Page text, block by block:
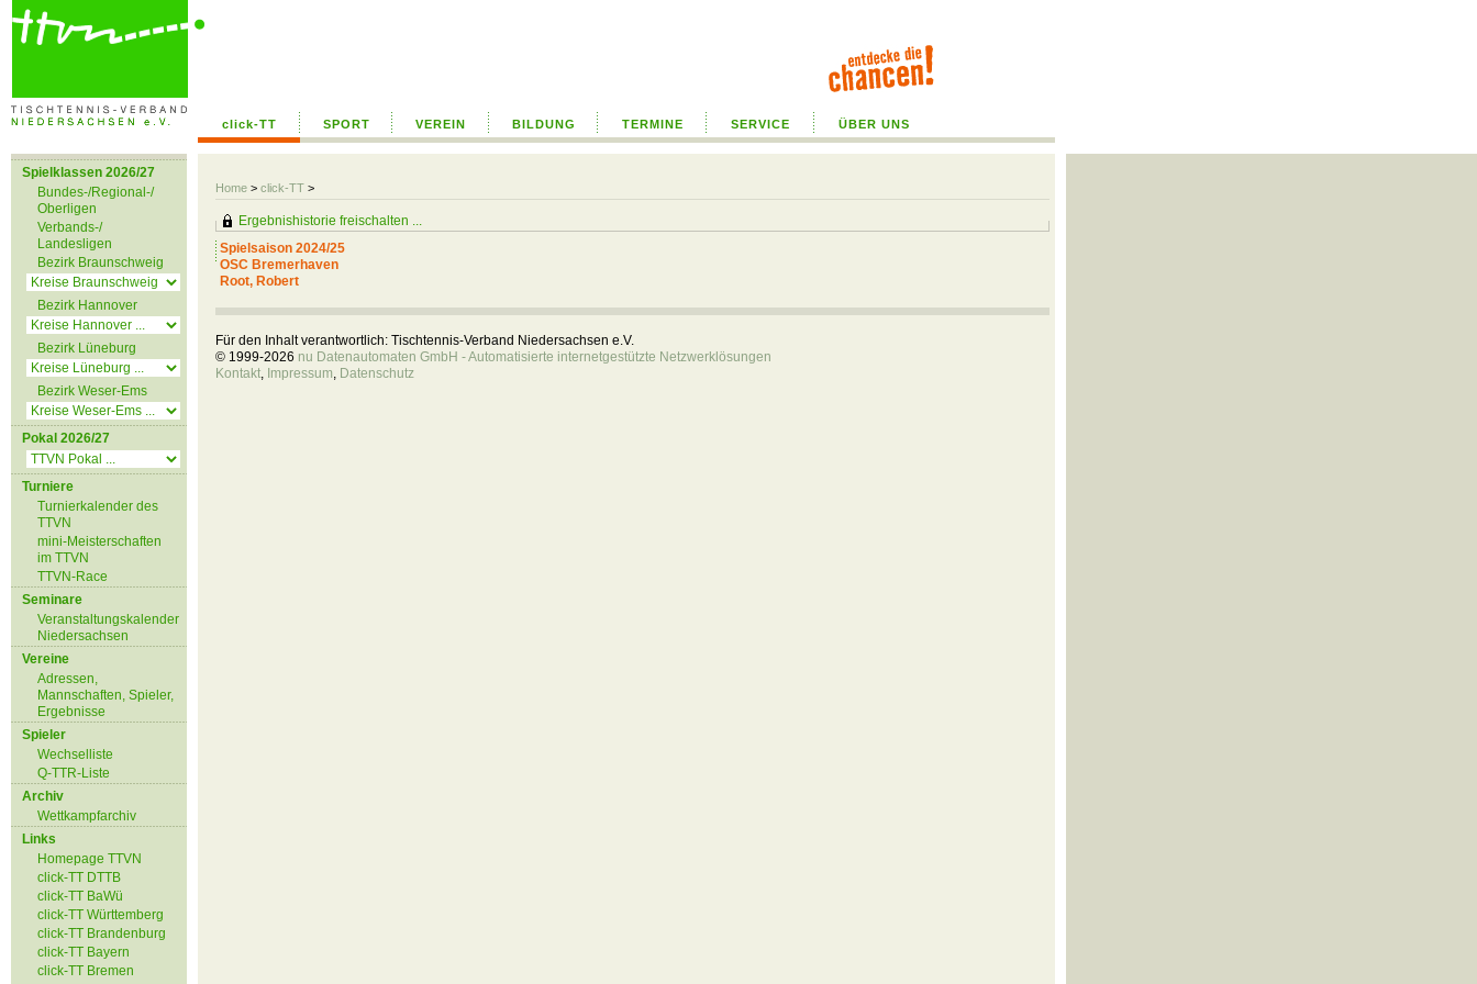
click-TT SPORT VEREIN BILDUNG TERMINE SERVICE ÜBER UNS
Home > click-TT >
Spielklassen 2026/27
Bundes-/Regional-/
Oberligen
Verbands-/
Landesligen
Bezirk Braunschweig
Bezirk Hannover
Bezirk Lüneburg
Bezirk Weser-Ems
Pokal 2026/27
Turniere
Turnierkalender des
TTVN
mini-Meisterschaften
im TTVN
TTVN-Race
Seminare
Veranstaltungskalender
Niedersachsen
Vereine
Adressen,
Mannschaften, Spieler,
Ergebnisse
Spieler
Wechselliste
Q-TTR-Liste
Archiv
Wettkampfarchiv
Links
Homepage TTVN
click-TT DTTB
click-TT BaWü
click-TT Württemberg
click-TT Brandenburg
click-TT Bayern
click-TT Bremen
Ergebnishistorie freischalten ...
Spielsaison 2024/25
OSC Bremerhaven
Root, Robert
Für den Inhalt verantwortlich: Tischtennis-Verband Niedersachsen e.V.
© 1999-2026 nu Datenautomaten GmbH - Automatisierte internetgestützte Netzwerklösungen
Kontakt, Impressum, Datenschutz